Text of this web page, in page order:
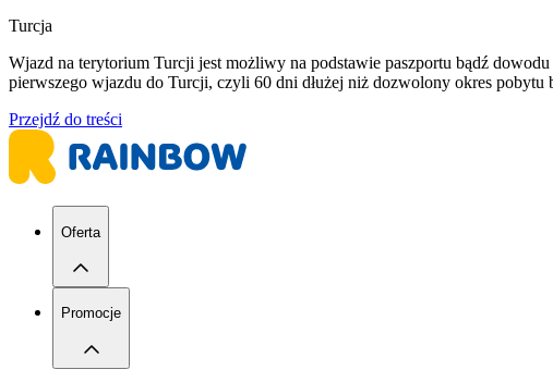
Turcja
Wjazd na terytorium Turcji jest możliwy na podstawie paszportu bądź
pierwszego wjazdu do Turcji, czyli 60 dni dłużej niż dozwolony okres pobytu
Przejdź do treści
Oferta
Promocje